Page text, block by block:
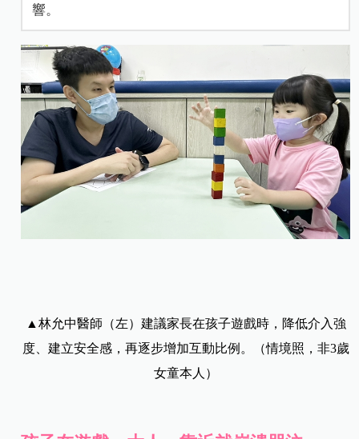
響。
▲ 林允中醫師（左）建議家長在孩子遊戲時，降低介入強
度、建立安全感，再逐步增加互動比例。（情境照，非3歲
女童本人）